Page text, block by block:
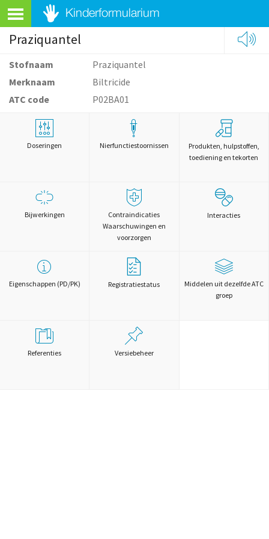
Praziquantel
Stofnaam
Praziquantel
Merknaam
Biltricide
ATC code
P02BA01
Doseringen Nierfunctiestoornissen
Produkten, hulpstoffen,
toediening en tekorten
Bijwerkingen
Contraindicaties
Waarschuwingen en
voorzorgen
Interacties
Eigenschappen (PD/PK) Registratiestatus
Middelen uit dezelfde ATC
groep
Referenties Versiebeheer